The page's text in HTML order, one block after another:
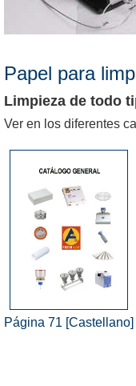
Papel para
Limpieza de todo
Ver en los diferentes
Página 71 [Castellano]